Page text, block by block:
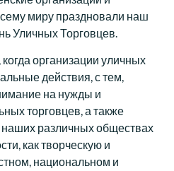
миру праздновали наш
Уличных Торговцев.
организации уличных
действия, с тем,
на нужды и
торговцев, а также
наших различных обществах
как творческую и
национальном и